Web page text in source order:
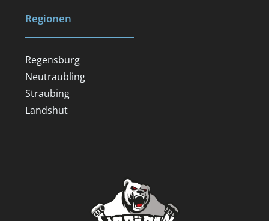
Regionen
Regensburg
Neutraubling
Straubing
Landshut